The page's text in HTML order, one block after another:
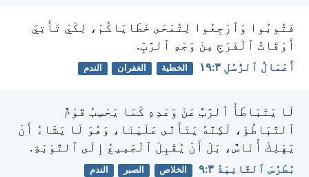
فَتُوبُوا وَٱرْجِعُوا لِتُمْحَى خَطَايَاكُمْ، لِكَيْ تَأْتِيَ
أَوْقَاتُ ٱلْفَرَجِ مِنْ وَجْهِ ٱلرَّبِّ.
أَعْمَالُ ٱلرُّسُلِ ٣:‏١٩ الخطية الغفران الندم
لَا يَتَبَاطَأُ ٱلرَّبُّ عَنْ وَعْدِهِ كَمَا يَحْسِبُ قَوْمٌ
ٱلتَّبَاطُؤَ، لَكِنَّهُ يَتَأَنَّى عَلَيْنَا، وَهُوَ لَا يَشَاءُ أَنْ
يَهْلِكَ أُنَاسٌ، بَلْ أَنْ يُقْبِلَ ٱلْجَمِيعُ إِلَى ٱلتَّوْبَةِ.
بُطْرُسَ ٱلثَّانِيَةُ ٣:‏٩ الخلاص الصبر الندم